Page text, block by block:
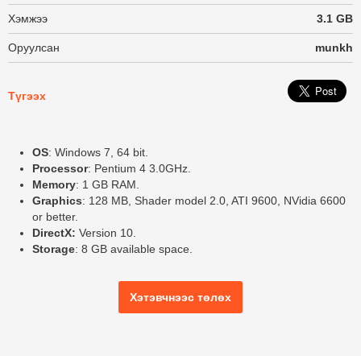
Хэмжээ 3.1 GB
Оруулсан munkh
Түгээх
OS: Windows 7, 64 bit.
Processor: Pentium 4 3.0GHz.
Memory: 1 GB RAM.
Graphics: 128 MB, Shader model 2.0, ATI 9600, NVidia 6600
or better.
DirectX: Version 10.
Storage: 8 GB available space.
Хэтэвчнээс төлөх